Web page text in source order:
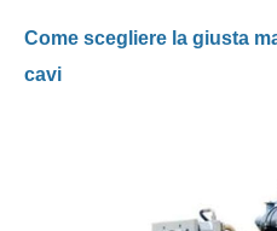
Come scegliere la giusta
cavi